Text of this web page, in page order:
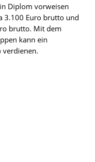
Diplom vorweisen
3.100 Euro brutto und
brutto. Mit dem
kann ein
verdienen.